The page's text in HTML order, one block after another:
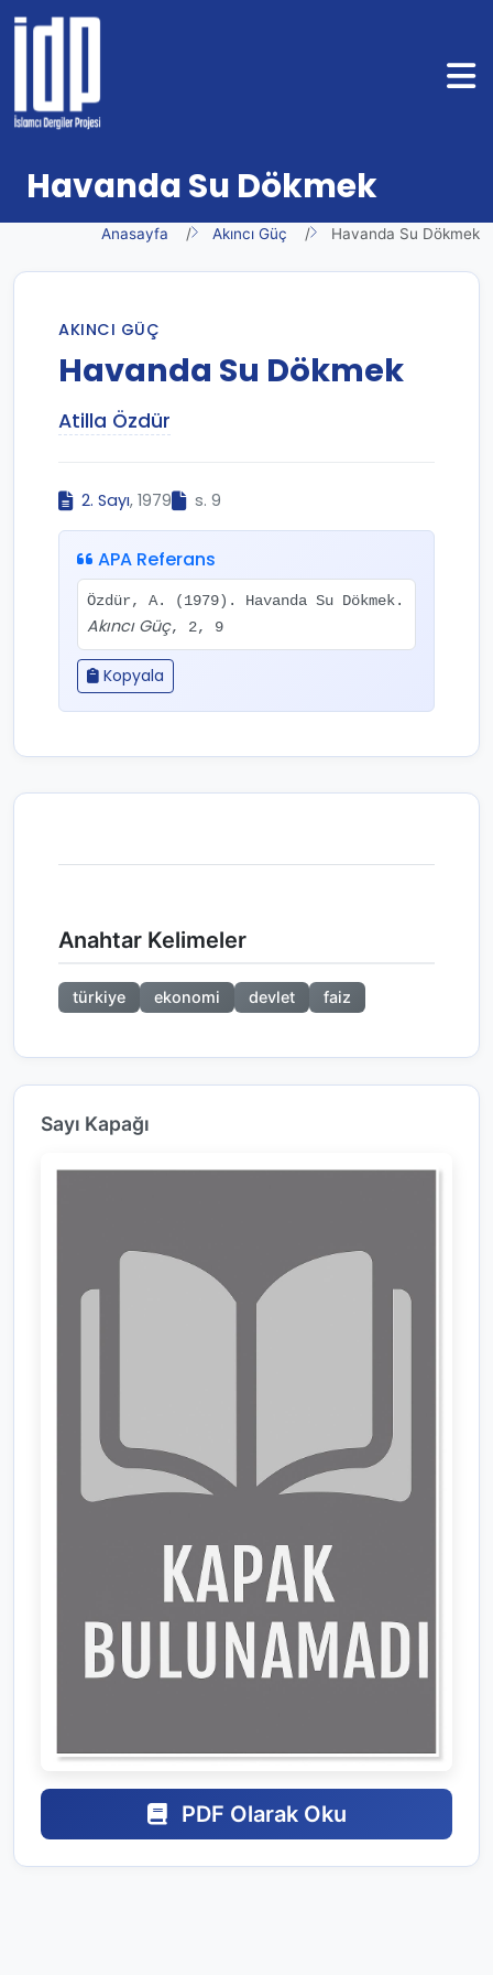
Havanda Su Dökmek
Anasayfa Akıncı Güç Havanda Su Dökmek
AKINCI GÜÇ
Havanda Su Dökmek
Atilla Özdür
2. Sayı, 1979 s. 9
APA Referans
Özdür, A. (1979). Havanda Su Dökmek.
Akıncı Güç, 2, 9
Kopyala
Anahtar Kelimeler
türkiye ekonomi devlet faiz
Sayı Kapağı
PDF Olarak Oku